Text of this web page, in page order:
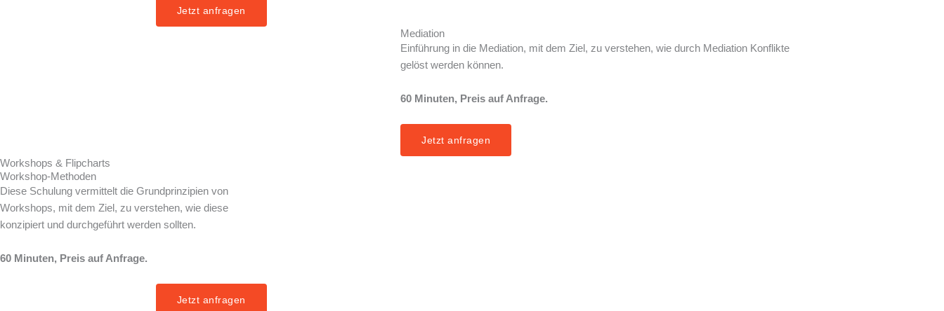
Jetzt anfragen
Mediation
Einführung in die Mediation, mit dem Ziel, zu verstehen, wie durch Mediation Konflikte
gelöst werden können.
60 Minuten, Preis auf Anfrage.
Jetzt anfragen
Workshops & Flipcharts
Workshop-Methoden
Diese Schulung vermittelt die Grundprinzipien von
Workshops, mit dem Ziel, zu verstehen, wie diese
konzipiert und durchgeführt werden sollten.
60 Minuten, Preis auf Anfrage.
Jetzt anfragen